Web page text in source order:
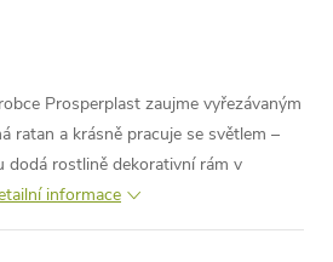
Prosperplast zaujme vyřezávaným
ratan a krásně pracuje se světlem –
dodá rostlině dekorativní rám v
informace